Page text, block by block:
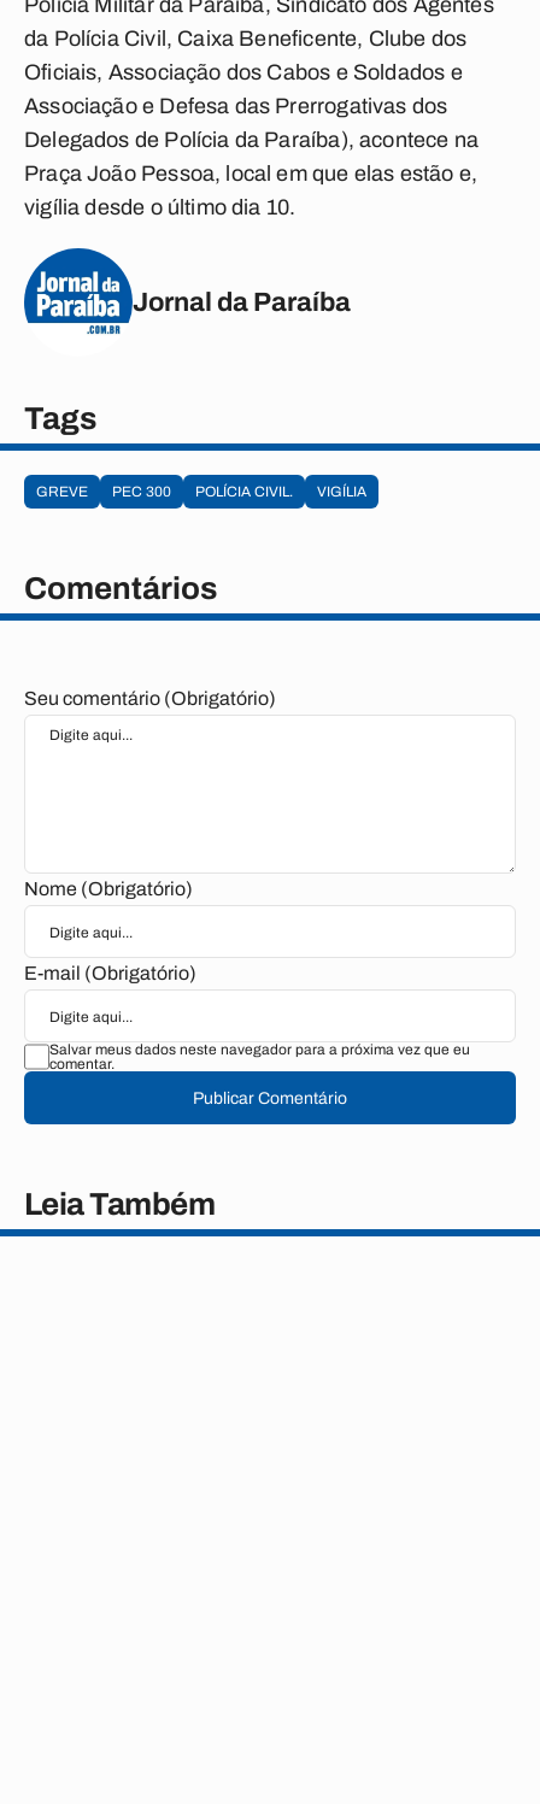
Polícia Militar da Paraíba, Sindicato dos Agentes
da Polícia Civil, Caixa Beneficente, Clube dos
Oficiais, Associação dos Cabos e Soldados e
Associação e Defesa das Prerrogativas dos
Delegados de Polícia da Paraíba), acontece na
Praça João Pessoa, local em que elas estão e,
vigília desde o último dia 10.
Jornal da Paraíba
Tags
GREVE PEC 300 POLÍCIA CIVIL. VIGÍLIA
Comentários
Seu comentário (Obrigatório)
Nome (Obrigatório)
E-mail (Obrigatório)
Salvar meus dados neste navegador para a próxima vez que eu
comentar.
Publicar Comentário
Leia Também